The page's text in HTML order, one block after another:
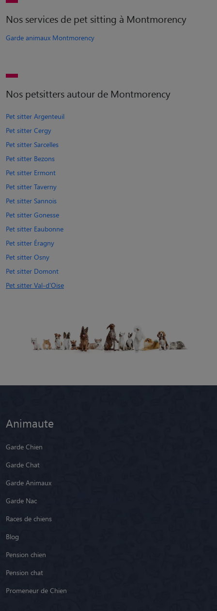
Nos services de pet sitting à Montmorency
Garde animaux Montmorency
Nos petsitters autour de Montmorency
Pet sitter Argenteuil
Pet sitter Cergy
Pet sitter Sarcelles
Pet sitter Bezons
Pet sitter Ermont
Pet sitter Taverny
Pet sitter Sannois
Pet sitter Gonesse
Pet sitter Eaubonne
Pet sitter Éragny
Pet sitter Osny
Pet sitter Domont
Pet sitter Val-d'Oise
Animaute
Garde Chien
Garde Chat
Garde Animaux
Garde Nac
Races de chiens
Blog
Pension chien
Pension chat
Promeneur de Chien